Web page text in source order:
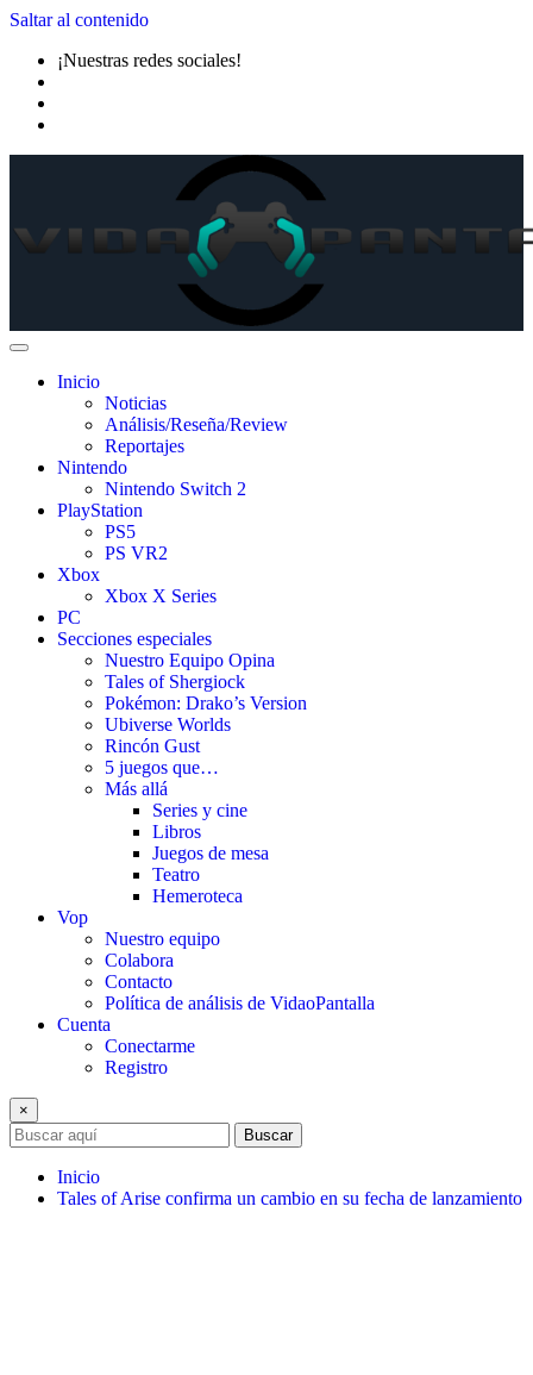
Saltar al contenido
¡Nuestras redes sociales!
Inicio
Noticias
Análisis/Reseña/Review
Reportajes
Nintendo
Nintendo Switch 2
PlayStation
PS5
PS VR2
Xbox
Xbox X Series
PC
Secciones especiales
Nuestro Equipo Opina
Tales of Shergiock
Pokémon: Drako’s Version
Ubiverse Worlds
Rincón Gust
5 juegos que…
Más allá
Series y cine
Libros
Juegos de mesa
Teatro
Hemeroteca
Vop
Nuestro equipo
Colabora
Contacto
Política de análisis de VidaoPantalla
Cuenta
Conectarme
Registro
×
Buscar
Inicio
Tales of Arise confirma un cambio en su fecha de lanzamiento